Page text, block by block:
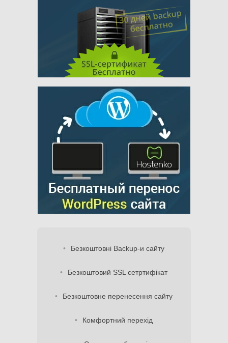
Безкоштовні Backup-и сайту
Безкоштовий SSL сетртифікат
Безкоштовне перенесення сайту
Комфортний перехід